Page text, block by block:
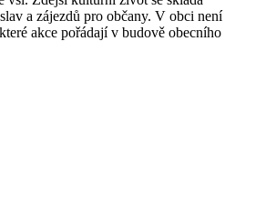
a zájezdů pro občany. V obci není
akce pořádají v budově obecního